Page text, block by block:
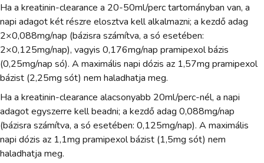
Ha a kreatinin-clearance a 20-50ml/perc tartományban van, a
napi adagot két részre elosztva kell alkalmazni; a kezdő adag
2×0,088mg/nap (bázisra számítva, a só esetében:
2×0,125mg/nap), vagyis 0,176mg/nap pramipexol bázis
(0,25mg/nap só). A maximális napi dózis az 1,57mg pramipexol
bázist (2,25mg sót) nem haladhatja meg.
Ha a kreatinin-clearance alacsonyabb 20ml/perc-nél, a napi
adagot egyszerre kell beadni; a kezdő adag 0,088mg/nap
(bázisra számítva, a só esetében: 0,125mg/nap). A maximális
napi dózis az 1,1mg pramipexol bázist (1,5mg sót) nem
haladhatja meg.